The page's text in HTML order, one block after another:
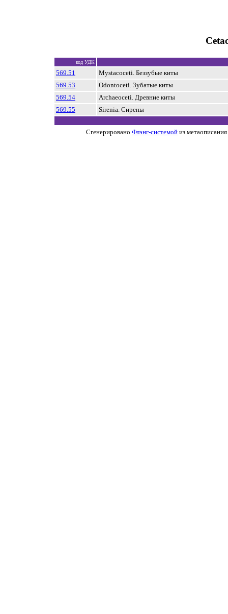
код УДК
569.51
Mystacoceti. Беззубые киты
569.53
Odontoceti. Зубатые киты
569.54
Archaeoceti. Древние киты
569.55
Sirenia. Сирены
Сгенерировано Флэнг-системой из